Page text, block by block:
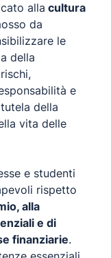
alla cultura
da
le
della
e
della
vita delle
e studenti
rispetto
alla
e di
finanziarie.